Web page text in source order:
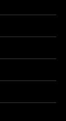
でほしいと
りやすく解
活字で組
くさんルビ
作品の視覚
て、読者の